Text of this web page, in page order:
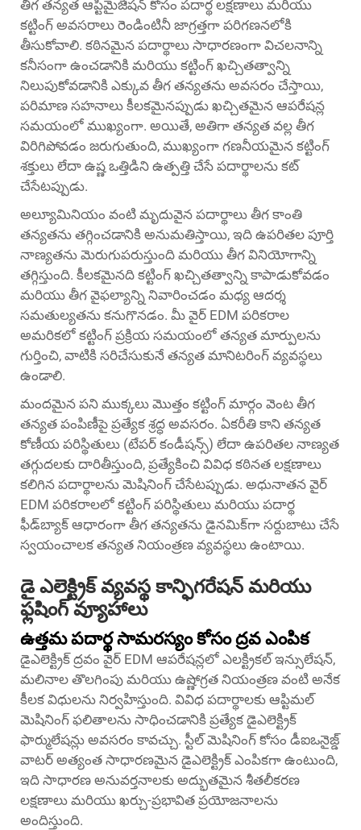
తీగ తన్యత ఆప్టిమైజేషన్ కోసం పదార్థ లక్షణాలు మరియు
కట్టింగ్ అవసరాలు రెండింటినీ జాగ్రత్తగా పరిగణనలోకి
తీసుకోవాలి. కఠినమైన పదార్థాలు సాధారణంగా విచలనాన్ని
కనీసంగా ఉంచడానికి మరియు కట్టింగ్ ఖచ్చితత్వాన్ని
నిలుపుకోవడానికి ఎక్కువ తీగ తన్యతను అవసరం చేస్తాయి,
పరిమాణ సహనాలు కీలకమైనప్పుడు ఖచ్చితమైన ఆపరేషన్ల
సమయంలో ముఖ్యంగా. అయితే, అతిగా తన్యత వల్ల తీగ
విరిగిపోవడం జరుగుతుంది, ముఖ్యంగా గణనీయమైన కట్టింగ్
శక్తులు లేదా ఉష్ణ ఒత్తిడిని ఉత్పత్తి చేసే పదార్థాలను కట్
చేసేటప్పుడు.
అల్యూమినియం వంటి మృదువైన పదార్థాలు తీగ కాంతి
తన్యతను తగ్గించడానికి అనుమతిస్తాయి, ఇది ఉపరితల పూర్తి
నాణ్యతను మెరుగుపరుస్తుంది మరియు తీగ వినియోగాన్ని
తగ్గిస్తుంది. కీలకమైనది కట్టింగ్ ఖచ్చితత్వాన్ని కాపాడుకోవడం
మరియు తీగ వైఫల్యాన్ని నివారించడం మధ్య ఆదర్శ
సమతుల్యతను కనుగొనడం. మీ వైర్ EDM పరికరాల
అమరికలో కట్టింగ్ ప్రక్రియ సమయంలో తన్యత మార్పులను
గుర్తించి, వాటికి సరిచేసుకునే తన్యత మానిటరింగ్ వ్యవస్థలు
ఉండాలి.
మందమైన పని ముక్కలు మొత్తం కట్టింగ్ మార్గం వెంట తీగ
తన్యత పంపిణీపై ప్రత్యేక శ్రద్ధ అవసరం. ఏకరీతి కాని తన్యత
కోణీయ పరిస్థితులు (టేపర్ కండీషన్స్) లేదా ఉపరితల నాణ్యత
తగ్గుదలకు దారితీస్తుంది, ప్రత్యేకించి వివిధ కఠినత లక్షణాలు
కలిగిన పదార్థాలను మెషినింగ్ చేసేటప్పుడు. అధునాతన వైర్
EDM పరికరాలలో కట్టింగ్ పరిస్థితులు మరియు పదార్థ
ఫీడ్‌బ్యాక్ ఆధారంగా తీగ తన్యతను డైనమిక్‌గా సర్దుబాటు చేసే
స్వయంచాలక తన్యత నియంత్రణ వ్యవస్థలు ఉంటాయి.
డై ఎలెక్ట్రిక్ వ్యవస్థ కాన్ఫిగరేషన్ మరియు
ఫ్లషింగ్ వ్యూహాలు
ఉత్తమ పదార్థ సామరస్యం కోసం ద్రవ ఎంపిక
డైఎలెక్ట్రిక్ ద్రవం వైర్ EDM ఆపరేషన్లలో ఎలక్ట్రికల్ ఇన్సులేషన్,
మలినాల తొలగింపు మరియు ఉష్ణోగ్రత నియంత్రణ వంటి అనేక
కీలక విధులను నిర్వహిస్తుంది. వివిధ పదార్థాలకు ఆప్టిమల్
మెషినింగ్ ఫలితాలను సాధించడానికి ప్రత్యేక డైఎలెక్ట్రిక్
ఫార్ములేషన్లు అవసరం కావచ్చు. స్టీల్ మెషినింగ్ కోసం డీఐఒనైజ్డ్
వాటర్ అత్యంత సాధారణమైన డైఎలెక్ట్రిక్ ఎంపికగా ఉంటుంది,
ఇది సాధారణ అనువర్తనాలకు అద్భుతమైన శీతలీకరణ
లక్షణాలు మరియు ఖర్చు-ప్రభావిత ప్రయోజనాలను
అందిస్తుంది.